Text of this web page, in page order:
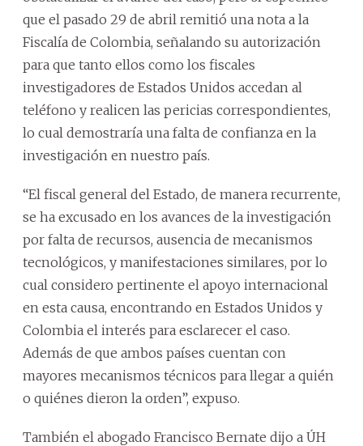
que el pasado 29 de abril remitió una nota a la
Fiscalía de Colombia, señalando su autorización
para que tanto ellos como los fiscales
investigadores de Estados Unidos accedan al
teléfono y realicen las pericias correspondientes,
lo cual demostraría una falta de confianza en la
investigación en nuestro país.
“El fiscal general del Estado, de manera recurrente,
se ha excusado en los avances de la investigación
por falta de recursos, ausencia de mecanismos
tecnológicos, y manifestaciones similares, por lo
cual considero pertinente el apoyo internacional
en esta causa, encontrando en Estados Unidos y
Colombia el interés para esclarecer el caso.
Además de que ambos países cuentan con
mayores mecanismos técnicos para llegar a quién
o quiénes dieron la orden”, expuso.
También el abogado Francisco Bernate dijo a ÚH